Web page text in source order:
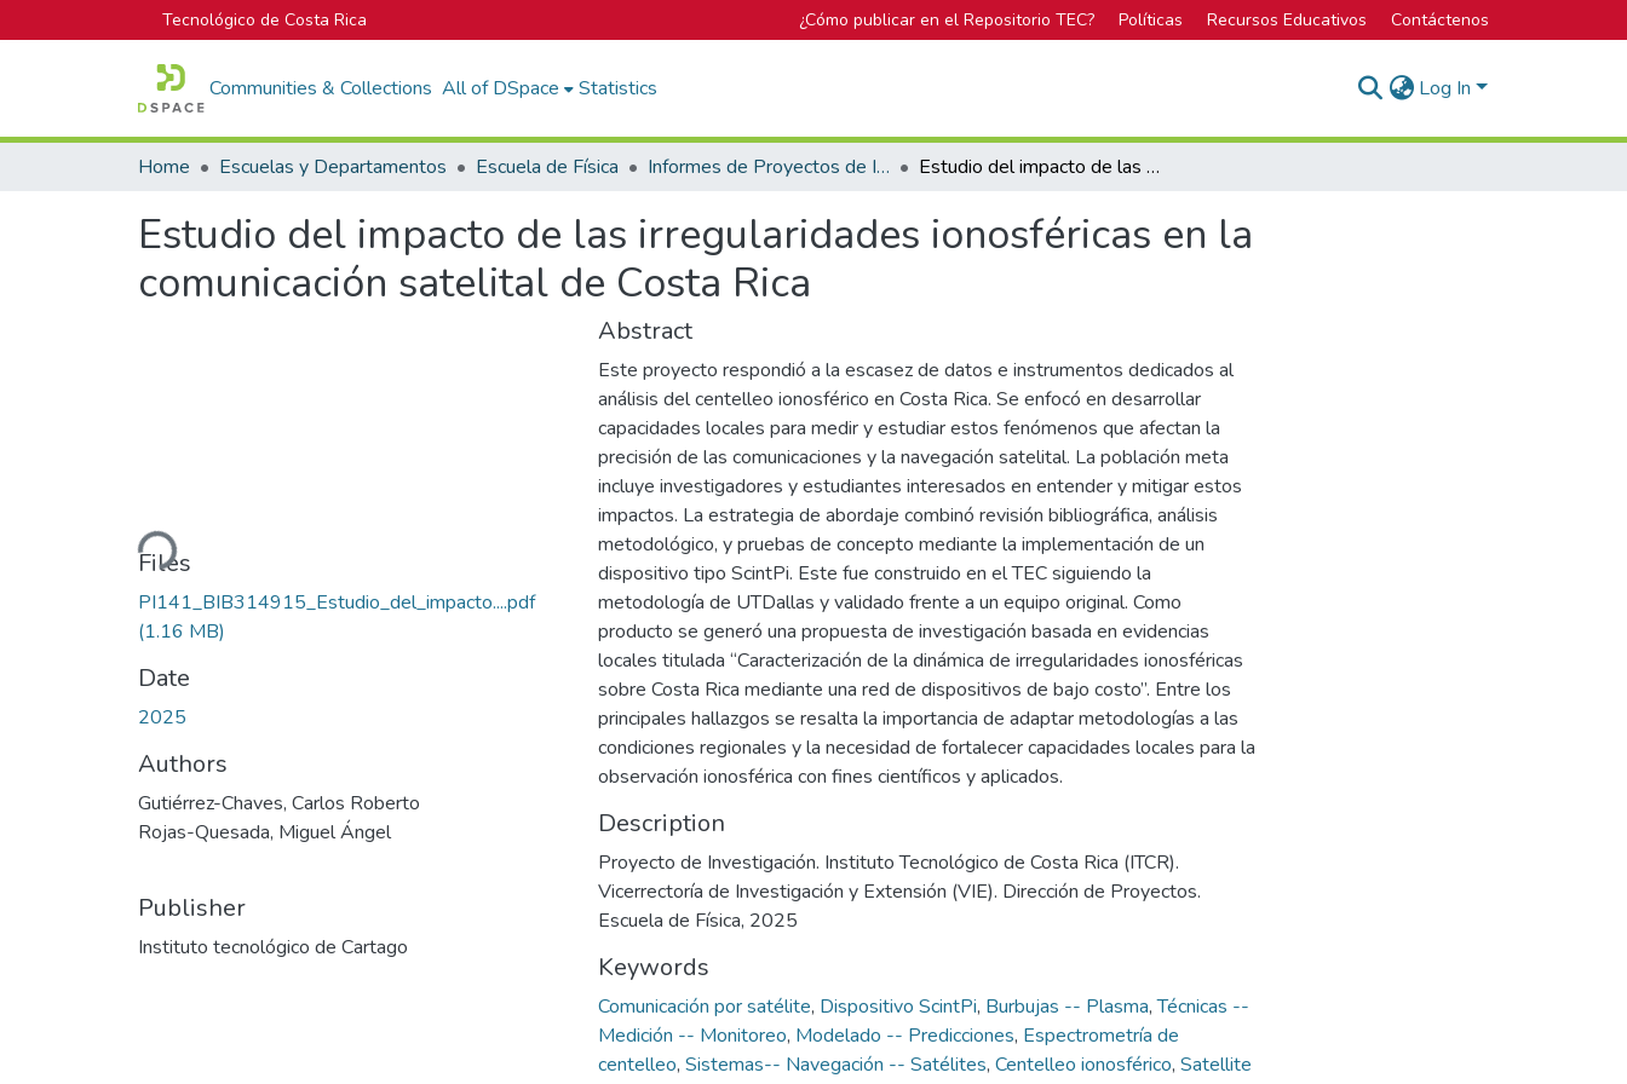
Tecnológico de Costa Rica ¿Cómo publicar en el Repositorio TEC? Políticas Recursos Educativos Contáctenos
Communities & Collections All of DSpace Statistics Log In
Home Escuelas y Departamentos Escuela de Física Informes de Proyectos de Investigación Estudio del impacto de las irregularidades ionosféricas en la comunicación satelital de Costa Rica
Estudio del impacto de las irregularidades ionosféricas en la
comunicación satelital de Costa Rica
Loading...
Files
PI141_BIB314915_Estudio_del_impacto....pdf
(1.16 MB)
Date
2025
Authors
Gutiérrez-Chaves, Carlos Roberto
Rojas-Quesada, Miguel Ángel
Publisher
Instituto tecnológico de Cartago
Abstract
Este proyecto respondió a la escasez de datos e instrumentos dedicados al
análisis del centelleo ionosférico en Costa Rica. Se enfocó en desarrollar
capacidades locales para medir y estudiar estos fenómenos que afectan la
precisión de las comunicaciones y la navegación satelital. La población meta
incluye investigadores y estudiantes interesados en entender y mitigar estos
impactos. La estrategia de abordaje combinó revisión bibliográfica, análisis
metodológico, y pruebas de concepto mediante la implementación de un
dispositivo tipo ScintPi. Este fue construido en el TEC siguiendo la
metodología de UTDallas y validado frente a un equipo original. Como
producto se generó una propuesta de investigación basada en evidencias
locales titulada “Caracterización de la dinámica de irregularidades ionosféricas
sobre Costa Rica mediante una red de dispositivos de bajo costo”. Entre los
principales hallazgos se resalta la importancia de adaptar metodologías a las
condiciones regionales y la necesidad de fortalecer capacidades locales para la
observación ionosférica con fines científicos y aplicados.
Description
Proyecto de Investigación. Instituto Tecnológico de Costa Rica (ITCR).
Vicerrectoría de Investigación y Extensión (VIE). Dirección de Proyectos.
Escuela de Física, 2025
Keywords
Comunicación por satélite, Dispositivo ScintPi, Burbujas -- Plasma,Técnicas --
Medición -- Monitoreo, Modelado -- Predicciones, Espectrometría de
centelleo, Sistemas-- Navegación -- Satélites, Centelleo ionosférico, Satellite